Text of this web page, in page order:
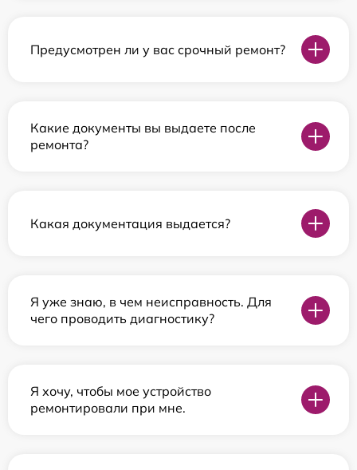
Предусмотрен ли у вас срочный ремонт?
Какие документы вы выдаете после
ремонта?
Какая документация выдается?
Я уже знаю, в чем неисправность. Для
чего проводить диагностику?
Я хочу, чтобы мое устройство
ремонтировали при мне.